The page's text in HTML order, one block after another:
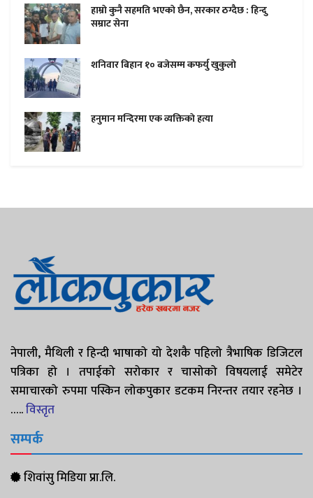
हाम्राे कुनै सहमति भएकाे छैन, सरकार ठग्दैछ : हिन्दु
सम्राट सेना
शनिवार बिहान १० बजेसम्म कफर्यु खुकुलाे
हनुमान मन्दिरमा एक व्यक्तिकाे हत्या
नेपाली, मैथिली र हिन्दी भाषाको यो देशकै पहिलो त्रैभाषिक डिजिटल
पत्रिका हो । तपाईको सरोकार र चासोको विषयलाई समेटेर
समाचारको रुपमा पस्किन लोकपुकार डटकम निरन्तर तयार रहनेछ ।
…..विस्तृत
सम्पर्क
शिवांसु मिडिया प्रा.लि.